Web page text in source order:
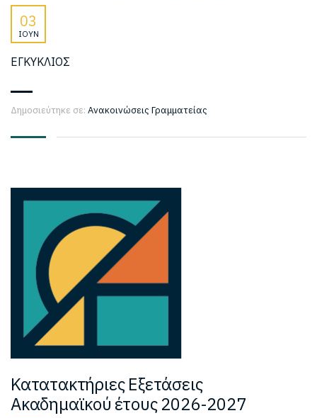
03
ΙΟΎΝ
ΕΓΚΥΚΛΙΟΣ
Δημοσιεύτηκε σε: Ανακοινώσεις Γραμματείας
Κατατακτήριες Εξετάσεις
Ακαδημαϊκού έτους 2026-2027